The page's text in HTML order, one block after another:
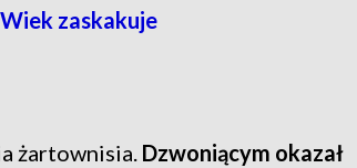
zaskakuje
żartownisia. Dzwoniącym okazał